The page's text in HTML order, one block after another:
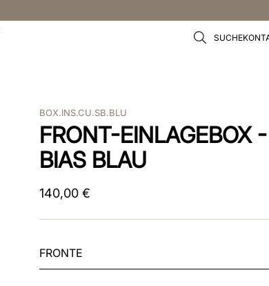
SUCHE
BOX.INS.CU.SB.BLU
FRONT-EINLAGEBOX
BIAS BLAU
140,00 €
FRONTE